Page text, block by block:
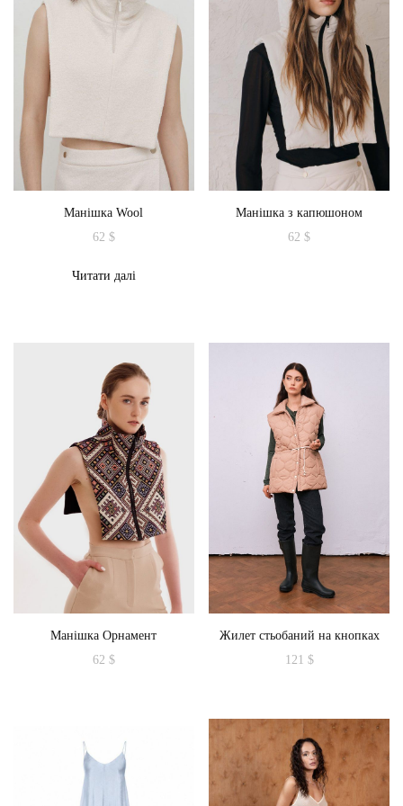
Параметри
товару
Параметри
можна
вибрати
на
сторінці
товару
Манішка Wool
62 $
Читати далі
Манішка з капюшоном
62$
Манішка Орнамент
62 $
Жилет стьобаний на кнопках
121 $
має
кілька
варіантів.